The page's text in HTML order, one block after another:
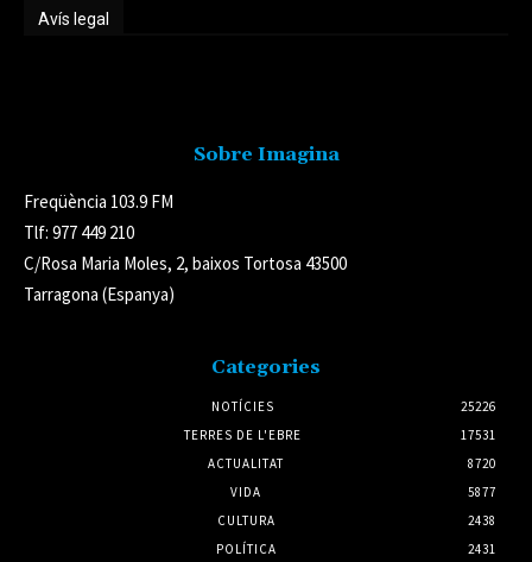
Avís legal
Sobre Imagina
Freqüència 103.9 FM
Tlf: 977 449 210
C/Rosa Maria Moles, 2, baixos Tortosa 43500
Tarragona (Espanya)
Categories
NOTÍCIES
25226
TERRES DE L'EBRE
17531
ACTUALITAT
8720
VIDA
5877
CULTURA
2438
POLÍTICA
2431